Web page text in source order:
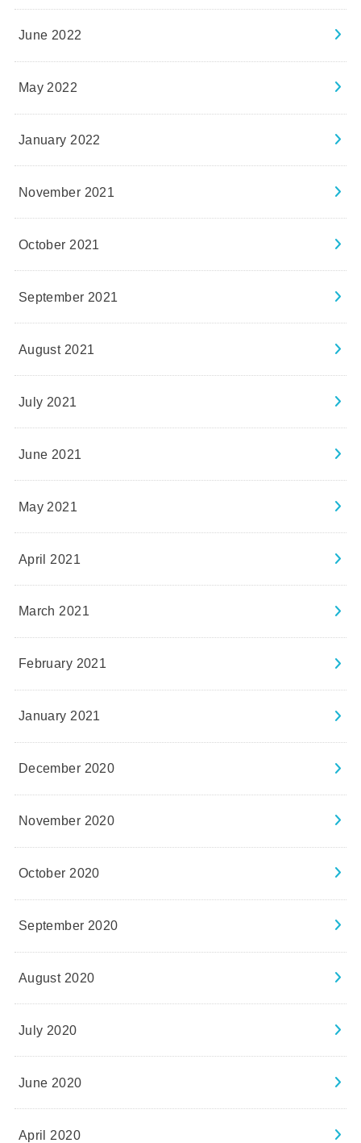
June 2022
May 2022
January 2022
November 2021
October 2021
September 2021
August 2021
July 2021
June 2021
May 2021
April 2021
March 2021
February 2021
January 2021
December 2020
November 2020
October 2020
September 2020
August 2020
July 2020
June 2020
April 2020